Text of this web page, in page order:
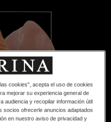
cookies", acepta el uso de cookies
mejorar su experiencia general de
audiencia y recopilar información útil
socios ofrecerle anuncios adaptados
en nuestro aviso de privacidad y